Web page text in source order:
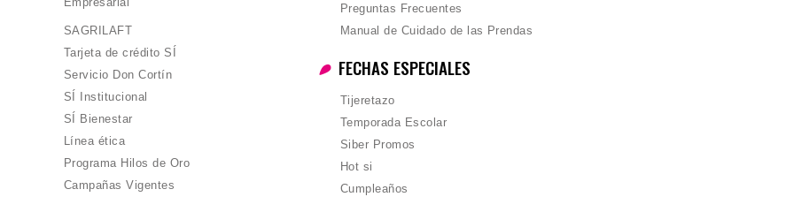
Empresarial
SAGRILAFT
Tarjeta de crédito SÍ
Servicio Don Cortín
SÍ Institucional
SÍ Bienestar
Línea ética
Programa Hilos de Oro
Campañas Vigentes
Preguntas Frecuentes
Manual de Cuidado de las Prendas
FECHAS ESPECIALES
Tijeretazo
Temporada Escolar
Siber Promos
Hot si
Cumpleaños